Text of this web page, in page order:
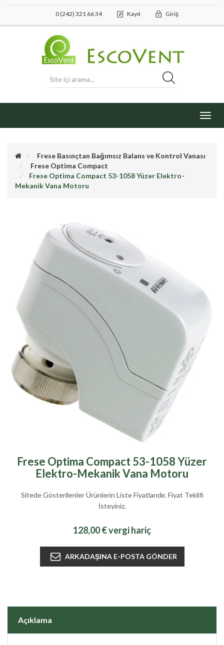
0 (242) 321 66 34 Kayıt Giriş
Frese Basınçtan Bağımsız Balans ve Kontrol Vanası
Frese Optima Compact
Frese Optima Compact 53-1058 Yüzer Elektro-
Mekanik Vana Motoru
Frese Optima Compact 53-1058 Yüzer
Elektro-Mekanik Vana Motoru
Sitede Gösterilenler Ürünlerin Liste Fiyatlarıdır. Fiyat Teklifi
İsteyiniz.
128,00 € vergi hariç
Açıklama